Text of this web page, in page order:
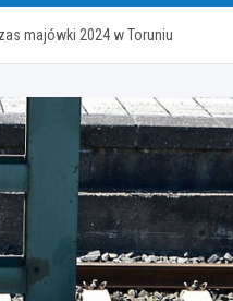
majówki 2024 w Toruniu